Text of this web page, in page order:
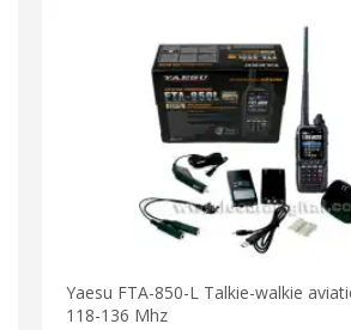
Yaesu FTA-850-L Talkie-walkie
118-136 Mhz